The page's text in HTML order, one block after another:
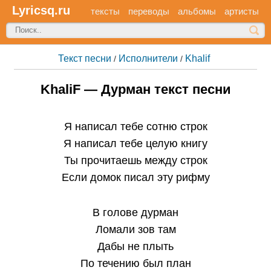
Lyricsq.ru тексты переводы альбомы артисты
Текст песни / Исполнители / Khalif
KhaliF — Дурман текст песни
Я написал тебе сотню строк
Я написал тебе целую книгу
Ты прочитаешь между строк
Если домок писал эту рифму
В голове дурман
Ломали зов там
Дабы не плыть
По течению был план